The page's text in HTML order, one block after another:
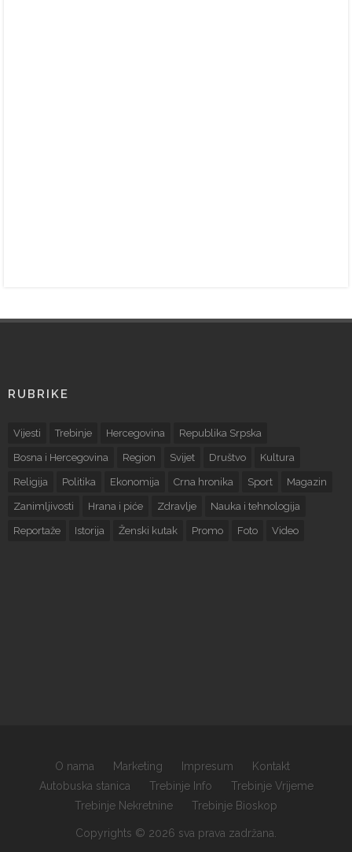
RUBRIKE
Vijesti Trebinje Hercegovina Republika Srpska
Bosna i Hercegovina Region Svijet Društvo Kultura
Religija Politika Ekonomija Crna hronika Sport Magazin
Zanimljivosti Hrana i piće Zdravlje Nauka i tehnologija
Reportaže Istorija Ženski kutak Promo Foto Video
O nama Marketing Impresum
Kontakt
Autobuska stanica
Trebinje Info
Trebinje Vrijeme
Trebinje Nekretnine
Trebinje Bioskop
Copyrights © 2026 sva prava zadržana.